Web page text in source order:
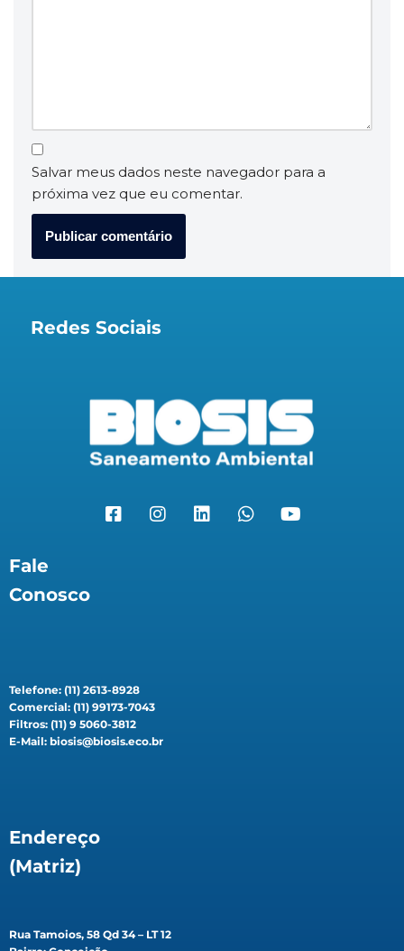
Salvar meus dados neste navegador para a
próxima vez que eu comentar.
Redes Sociais
Fale
Conosco
Telefone: (11) 2613-8928
Comercial: (11) 99173-7043
Filtros: (11) 9 5060-3812
E-Mail: biosis@biosis.eco.br
Endereço
(Matriz)
Rua Tamoios, 58 Qd 34 – LT 12